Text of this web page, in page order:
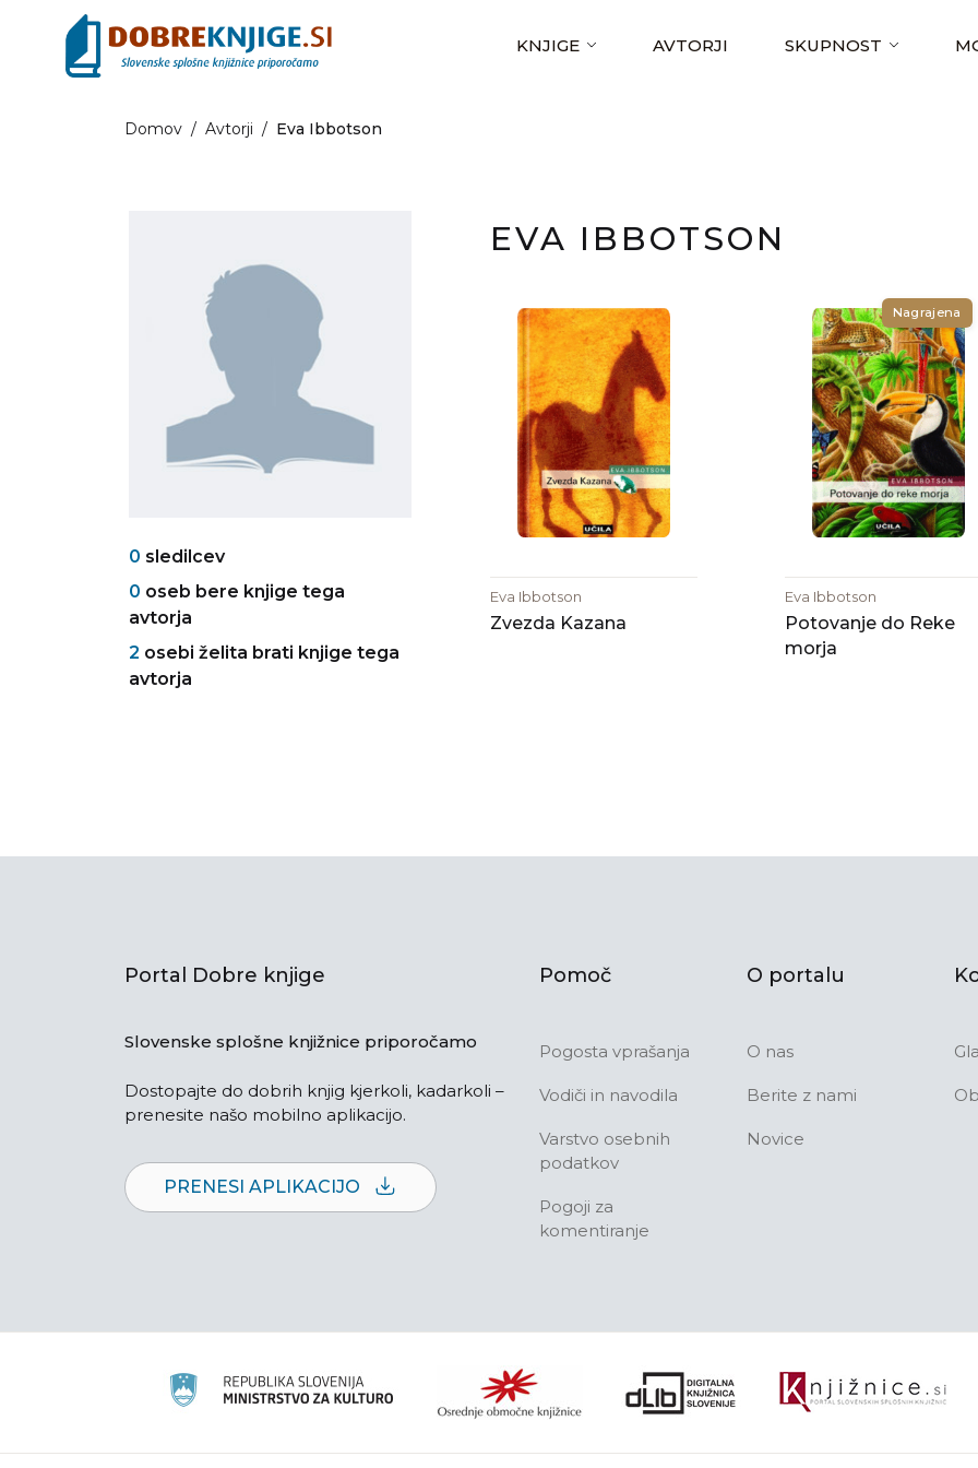
KNJIGE AVTORJI SKUPNOST
Domov / Avtorji / Eva Ibbotson
0 sledilcev
0 oseb bere knjige tega
avtorja
2 osebi želita brati knjige tega
avtorja
EVA IBBOTSON
Eva Ibbotson
Zvezda Kazana
Nagrajena
Eva Ibbotson
Potovanje do Reke
morja
Portal Dobre knjige
Slovenske splošne knjižnice priporočamo
Dostopajte do dobrih knjig kjerkoli, kadarkoli –
prenesite našo mobilno aplikacijo.
PRENESI APLIKACIJO
Pomoč
Pogosta vprašanja
Vodiči in navodila
Varstvo osebnih
podatkov
Pogoji za
komentiranje
O portalu
O nas
Berite z nami
Novice